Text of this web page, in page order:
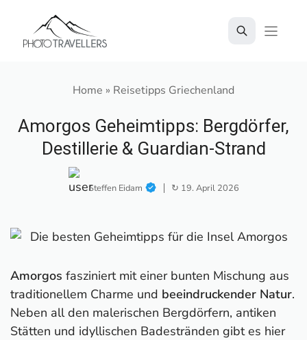
springen
Home » Reisetipps Griechenland
Amorgos Geheimtipps: Bergdörfer,
Destillerie & Guardian-Strand
Steffen Eidam ↻ 19. April 2026
Amorgos fasziniert mit einer bunten Mischung aus
traditionellem Charme und beeindruckender Natur.
Neben all den malerischen Bergdörfern, antiken
Stätten und idyllischen Badestränden gibt es hier